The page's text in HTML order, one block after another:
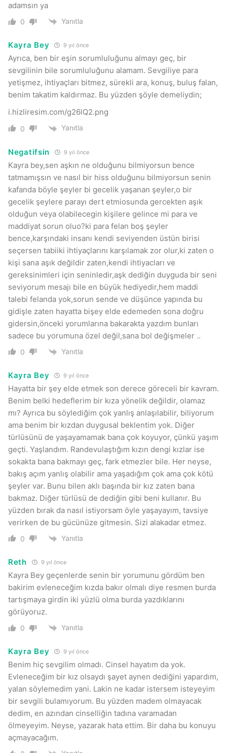
adamsın ya
0 Yanıtla
Kayra Bey 9 yıl önce
Ayrıca, ben bir eşin sorumluluğunu almayı geç, bir
sevgilinin bile sorumluluğunu alamam. Sevgiliye para
yetişmez, ihtiyaçları bitmez, sürekli ara, konuş, buluş falan,
benim takatim kaldırmaz. Bu yüzden şöyle demeliydin;
i.hizliresim.com/g26lQ2.png
0 Yanıtla
Negatifsin 9 yıl önce
Kayra bey,sen aşkın ne olduğunu bilmiyorsun bence
tatmamışsın ve nasıl bir hiss olduğunu bilmiyorsun senin
kafanda böyle şeyler bi gecelik yaşanan şeyler,o bir
gecelik şeylere parayı dert etmiosunda gercekten aşık
olduğun veya olabilecegin kişilere gelince mi para ve
maddiyat sorun oluo?ki para felan boş şeyler
bence,karşındaki insanı kendi seviyenden üstün birisi
seçersen tabiiki ihtiyaçlarını karşılamak zor olur,ki zaten o
kişi sana aşık değildir zaten,kendi ihtiyacları ve
gereksinimleri için seninledir,aşk dediğin duyguda bir seni
seviyorum mesajı bile en büyük hediyedir,hem maddi
talebi felanda yok,sorun sende ve düşünce yapında bu
gidişle zaten hayatta bişey elde edemeden sona doğru
gidersin,önceki yorumlarına bakarakta yazdım bunları
sadece bu yorumuna özel değil,sana bol değişmeler ..
0 Yanıtla
Kayra Bey 9 yıl önce
Hayatta bir şey elde etmek son derece göreceli bir kavram.
Benim belki hedeflerim bir kıza yönelik değildir, olamaz
mı? Ayrıca bu söylediğim çok yanlış anlaşılabilir, biliyorum
ama benim bir kızdan duygusal beklentim yok. Diğer
türlüsünü de yaşayamamak bana çok koyuyor, çünkü yaşım
geçti. Yaşlandım. Randevulaştığım kızın dengi kızlar ise
sokakta bana bakmayı geç, fark etmezler bile. Her neyse,
bakış açım yanlış olabilir ama yaşadığım çok ama çok kötü
şeyler var. Bunu bilen aklı başında bir kız zaten bana
bakmaz. Diğer türlüsü de dediğin gibi beni kullanır. Bu
yüzden bırak da nasıl istiyorsam öyle yaşayayım, tavsiye
verirken de bu gücünüze gitmesin. Sizi alakadar etmez.
0 Yanıtla
Reth 9 yıl önce
Kayra Bey geçenlerde senin bir yorumunu gördüm ben
bakirim evleneceğim kızda bakır olmalı diye resmen burda
tartışmaya girdin iki yüzlü olma burda yazdıklarını
görüyoruz.
0 Yanıtla
Kayra Bey 9 yıl önce
Benim hiç sevgilim olmadı. Cinsel hayatım da yok.
Evleneceğim bir kız olsaydı şayet aynen dediğini yapardım,
yalan söylemedim yani. Lakin ne kadar istersem isteyeyim
bir sevgili bulamıyorum. Bu yüzden madem olmayacak
dedim, en azından cinselliğin tadına varamadan
ölmeyeyim. Neyse, yazarak hata ettim. Bir daha bu konuyu
açmayacağım.